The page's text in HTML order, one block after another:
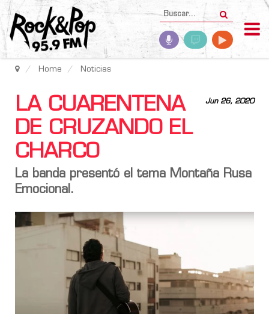
Home Noticias
Jun 26, 2020
LA CUARENTENA
DE CRUZANDO EL
CHARCO
La banda presentó el tema Montaña Rusa
Emocional.